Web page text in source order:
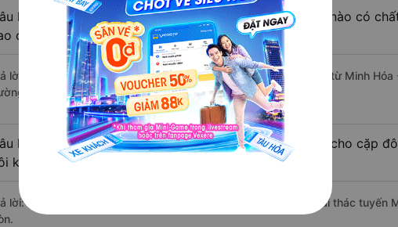
hỏi: Review xe đi Sài Gòn từ Minh Hóa - Quảng Bình nào có
cấp nhất?
lời: Tạm thời chưa đủ review để đánh giá có nhà xe đi Sài Gòn từ Minh
này có chất lượng xuất sắc.
hỏi: Có loại xe Minh Hóa - Quảng Bình Sài Gòn dành cho cặp
không?
lời: Hiện tại chưa có nhà xe nào có loại xe giường nằm đôi khai thác tuyến